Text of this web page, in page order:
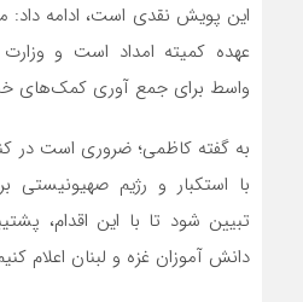
این پویش نقدی است، ادامه داد:
عهده کمیته امداد است و
واسط برای جمع آوری کمک‌های
به گفته کاظمی؛ ضروری است در
با استکبار و رژیم
تبیین شود تا با این اقدام،
دانش آموزان غزه و لبنان اعلام